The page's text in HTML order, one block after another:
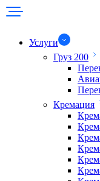
Услуги
Груз 200
Кремация